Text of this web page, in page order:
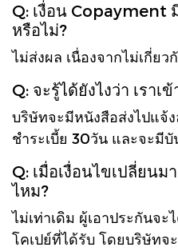
Q: เงื่อน Copayment
หรือไม่?
ไม่ส่งผล เนื่องจากไม่เกี่ยว
Q: จะรู้ได้ยังไงว่า เราเ
บริษัทจะมีหนังสือส่งไปแจ้
ชำระเบี้ย 30วัน และจะมี
Q: เมื่อเงื่อนไขเปลี่ยนม
ไหม?
ไม่เท่าเดิม ผู้เอาประกันจ
โคเปย์ที่ได้รับ โดยบริษัทจ